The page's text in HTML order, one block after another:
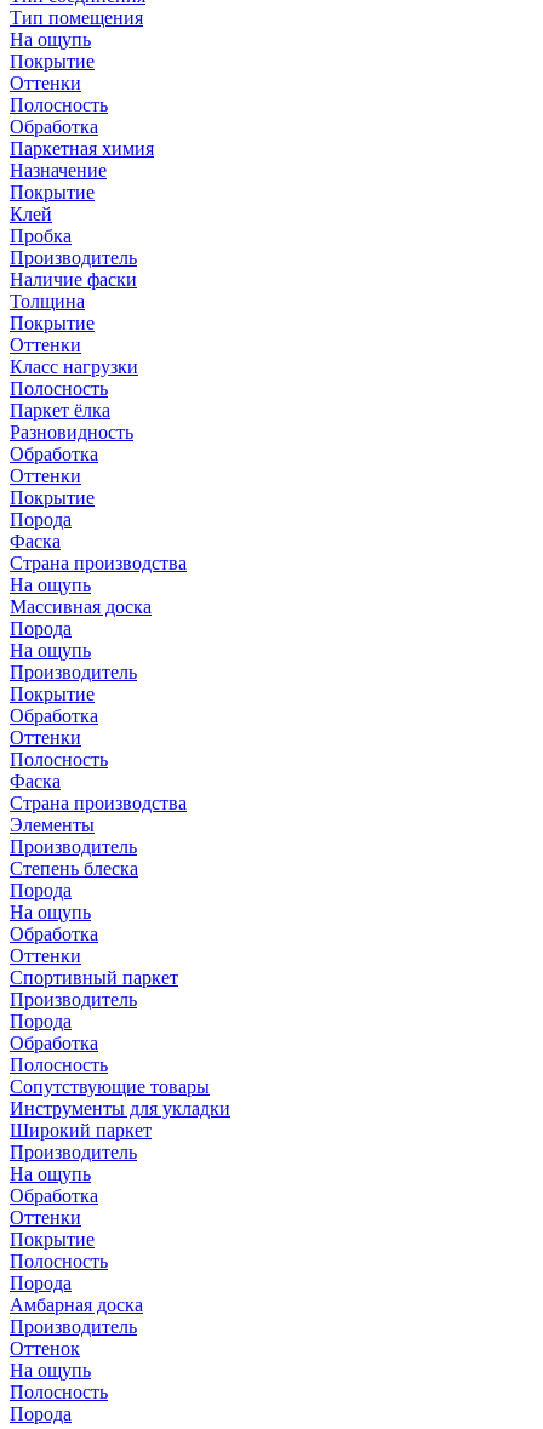
Тип помещения
На ощупь
Покрытие
Оттенки
Полосность
Обработка
Паркетная химия
Назначение
Покрытие
Клей
Пробка
Производитель
Наличие фаски
Толщина
Покрытие
Оттенки
Класс нагрузки
Полосность
Паркет ёлка
Разновидность
Обработка
Оттенки
Покрытие
Порода
Фаска
Страна производства
На ощупь
Массивная доска
Порода
На ощупь
Производитель
Покрытие
Обработка
Оттенки
Полосность
Фаска
Страна производства
Элементы
Производитель
Степень блеска
Порода
На ощупь
Обработка
Оттенки
Спортивный паркет
Производитель
Порода
Обработка
Полосность
Сопутствующие товары
Инструменты для укладки
Широкий паркет
Производитель
На ощупь
Обработка
Оттенки
Покрытие
Полосность
Порода
Амбарная доска
Производитель
Оттенок
На ощупь
Полосность
Порода